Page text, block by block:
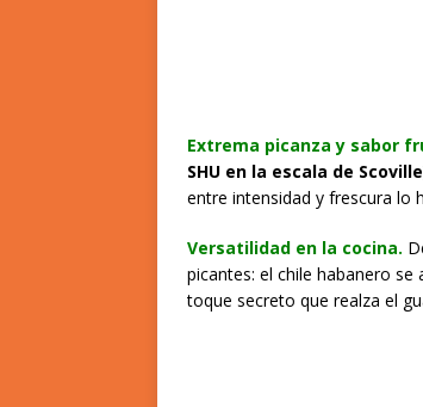
Extrema picanza y sabor
SHU en la escala de
entre intensidad y frescura lo
Versatilidad en la cocina.
picantes: el chile habanero
toque secreto que realza el